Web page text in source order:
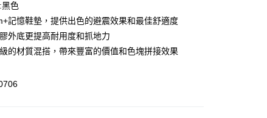
黑色
記憶鞋墊，提供出色的避震效果和最佳舒適度
外底更提高耐用度和抓地力
的材質混搭，帶來豐富的價值和色塊拼接效果